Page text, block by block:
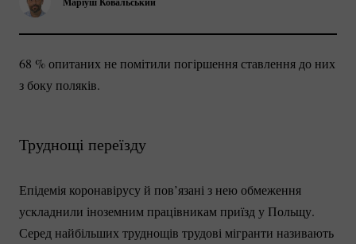
68 %опитаних не помітили погіршення ставлення до них
з боку поляків.
Труднощі переїзду
Епідемія коронавірусу й пов’язані з нею обмеження
ускладнили іноземним працівникам приїзд у Польщу.
Серед найбільших труднощів трудові мігранти називають